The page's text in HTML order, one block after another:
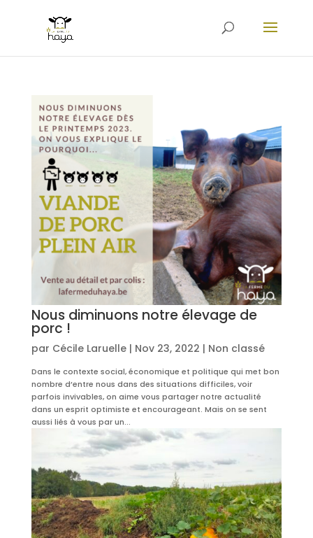
Nous diminuons notre élevage de
porc !
par Cécile Laruelle| Nov 23, 2022 | Non classé
Dans le contexte social, économique et politique qui met bon
nombre d’entre nous dans des situations difficiles, voir
parfois invivables, on aime vous partager notre actualité
dans un esprit optimiste et encourageant. Mais on se sent
aussi liés à vous par un...